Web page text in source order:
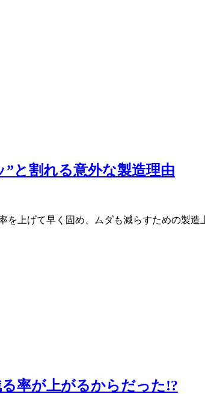
と割れる意外な製造理由
上げて早く固め、ムダも減らすための製
率が上がるからだった!?